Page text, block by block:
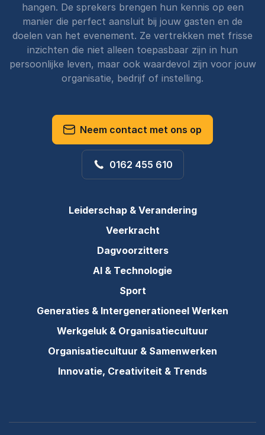
hangen. De sprekers brengen hun kennis op een
manier die perfect aansluit bij jouw gasten en de
doelen van het evenement. Ze vertrekken met frisse
inzichten die niet alleen toepasbaar zijn in hun
persoonlijke leven, maar ook waardevol zijn voor jouw
organisatie, bedrijf of instelling.
Neem contact met ons op
0162 455 610
Leiderschap & Verandering
Veerkracht
Dagvoorzitters
AI & Technologie
Sport
Generaties & Intergenerationeel Werken
Werkgeluk & Organisatiecultuur
Organisatiecultuur & Samenwerken
Innovatie, Creativiteit & Trends